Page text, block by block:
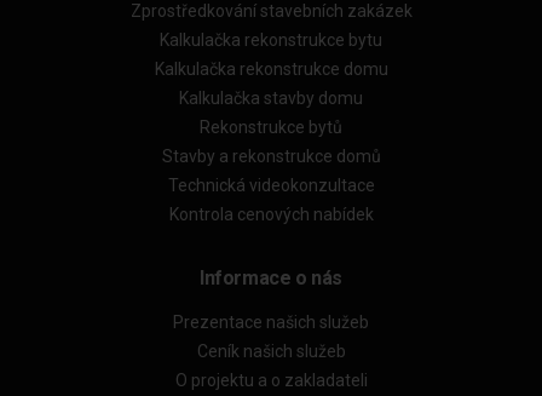
Zprostředkování stavebních zakázek
Kalkulačka rekonstrukce bytu
Kalkulačka rekonstrukce domu
Kalkulačka stavby domu
Rekonstrukce bytů
Stavby a rekonstrukce domů
Technická videokonzultace
Kontrola cenových nabídek
Informace o nás
Prezentace našich služeb
Ceník našich služeb
O projektu a o zakladateli